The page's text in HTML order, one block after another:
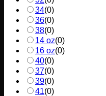
34(0)
36(0)
38(0)
14 oz(0)
16 oz(0)
40(0)
37(0)
39(0)
41(0)